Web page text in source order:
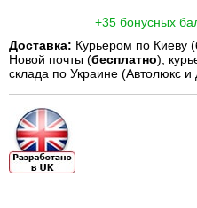
+35 бонусных
Доставка: Курьером по Киеву (
Новой почты (бесплатно),
склада по Украине (Автолюкс и